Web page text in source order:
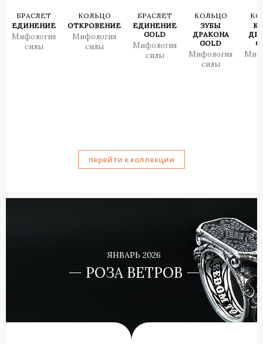
БРАСЛЕТ
ЕДИНЕНИЕ
Мифология
силы
КОЛЬЦО
ОТКРОВЕНИЕ
Мифология
силы
БРАСЛЕТ
ЕДИНЕНИЕ
GOLD
Мифология
силы
КОЛЬЦО
ЗУБЫ
ДРАКОНА
GOLD
Мифология
силы
перейти к коллекции
ЯНВАРЬ 2026
РОЗА ВЕТРОВ